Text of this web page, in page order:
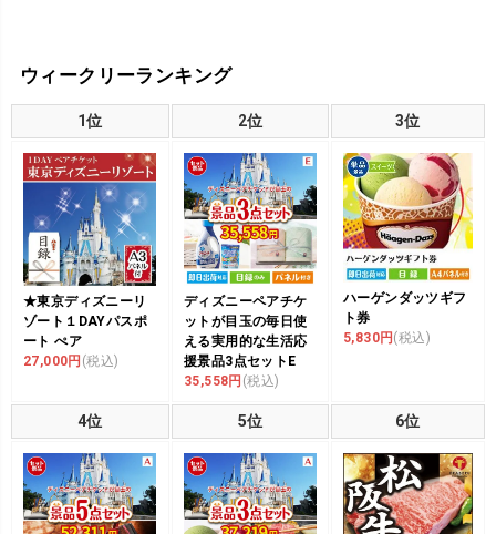
ウィークリーランキング
1位 2位 3位
★東京ディズニーリ
ゾート１DAYパスポ
ート ぺア
27,000円 (税込)
ディズニーペアチケ
ットが目玉の毎日使
える実用的な生活応
援景品3点セットE
35,558円 (税込)
ハーゲンダッツギフ
ト券
5,830円(税込)
4位 5位 6位